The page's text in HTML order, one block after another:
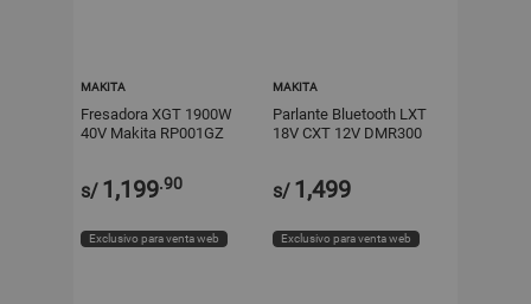
MAKITA
Fresadora XGT 1900W
40V Makita RP001GZ
s/ 1,199.90
Exclusivo para venta web
MAKITA
Parlante Bluetooth LXT
18V CXT 12V DMR300
s/ 1,499
Exclusivo para venta web